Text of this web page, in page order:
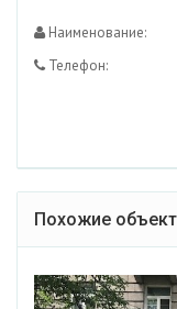
Наименование:
Телефон:
Похожие